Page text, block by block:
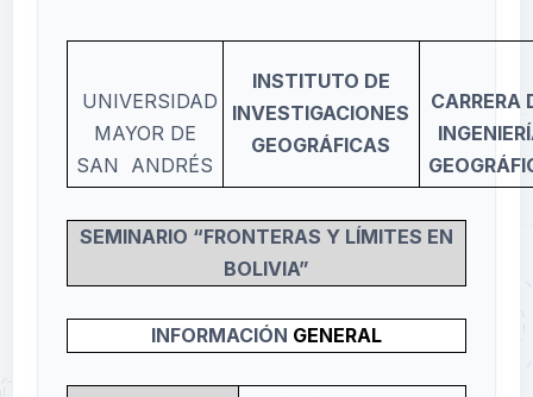
UNIVERSIDAD
MAYOR DE
SAN ANDRÉS
INSTITUTO DE
INVESTIGACIONES
GEOGRÁFICAS
CARRERA
SEMINARIO “FRONTERAS Y LÍMITES EN
BOLIVIA”
INFORMACIÓN GENERAL